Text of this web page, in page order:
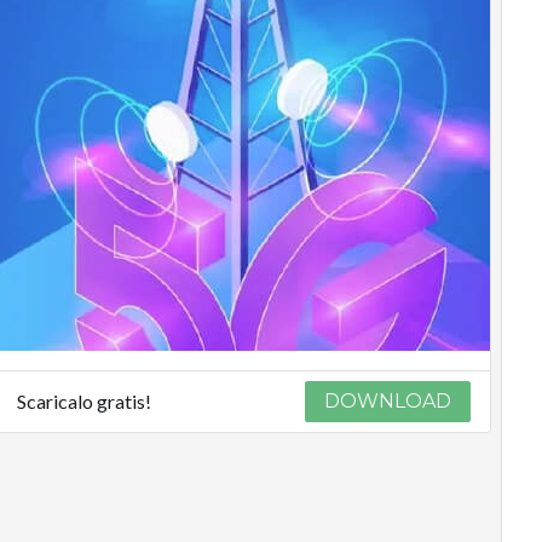
Scaricalo gratis! DOWNLOAD